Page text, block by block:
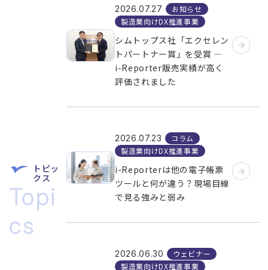
トピッ
クス
Topi
cs
2026.07.27
お知らせ
製造業向けDX推進事業
シムトップス社「エクセレン
トパートナー賞」を受賞 ―
i-Reporter販売実績が高く
評価されました
2026.07.23
コラム
製造業向けDX推進事業
i-Reporterは他の電子帳票
ツールと何が違う？現場目線
で見る強みと弱み
2026.06.30
ウェビナー
製造業向けDX推進事業